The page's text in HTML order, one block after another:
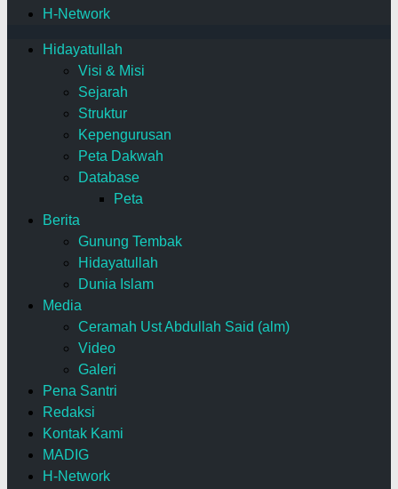
H-Network
Hidayatullah
Visi & Misi
Sejarah
Struktur
Kepengurusan
Peta Dakwah
Database
Peta
Berita
Gunung Tembak
Hidayatullah
Dunia Islam
Media
Ceramah Ust Abdullah Said (alm)
Video
Galeri
Pena Santri
Redaksi
Kontak Kami
MADIG
H-Network